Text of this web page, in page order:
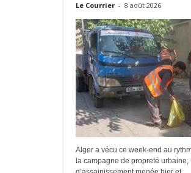
Le Courrier - 8 août 2026
Alger a vécu ce week-end au
la campagne de propreté